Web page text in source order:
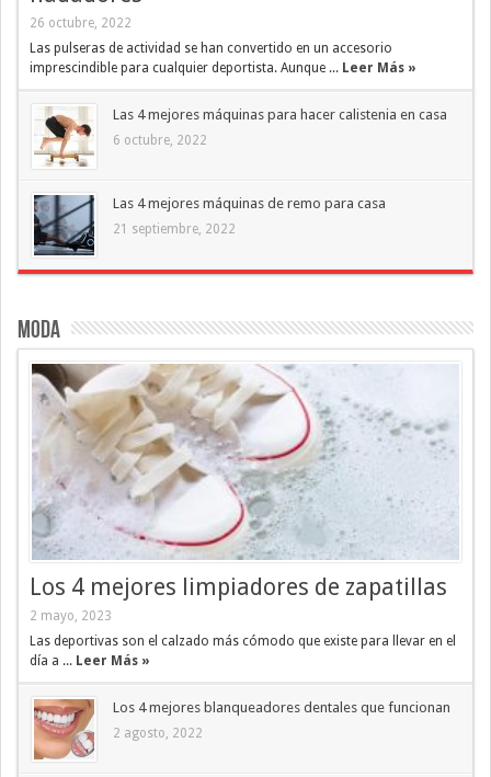
26 octubre, 2022
Las pulseras de actividad se han convertido en un accesorio
imprescindible para cualquier deportista. Aunque ... Leer Más »
Las 4 mejores máquinas para hacer calistenia en casa
6 octubre, 2022
Las 4 mejores máquinas de remo para casa
21 septiembre, 2022
Moda
Los 4 mejores limpiadores de zapatillas
2 mayo, 2023
Las deportivas son el calzado más cómodo que existe para llevar en el
día a ... Leer Más »
Los 4 mejores blanqueadores dentales que funcionan
2 agosto, 2022